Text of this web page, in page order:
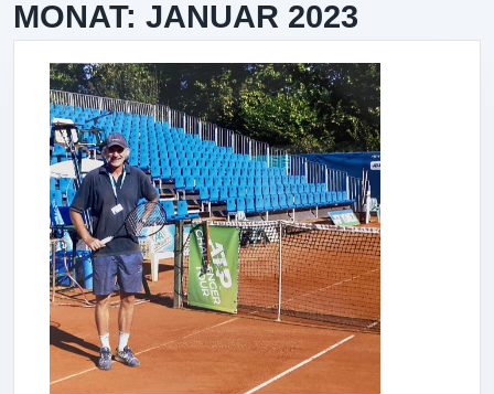
MONAT: JANUAR 2023